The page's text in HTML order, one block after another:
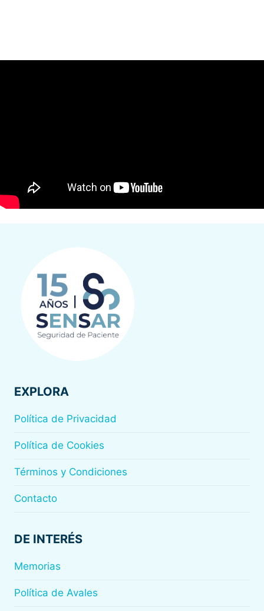
EXPLORA
Política de Privacidad
Política de Cookies
Términos y Condiciones
Contacto
DE INTERÉS
Memorias
Política de Avales